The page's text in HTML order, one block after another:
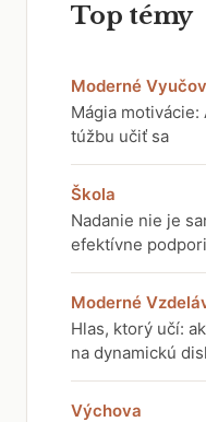
Top témy
Moderné
Mágia
túžbu učiť sa
Škola
Nadanie nie je
efektívne
Moderné
Hlas, ktorý učí:
na dynamickú
Výchova